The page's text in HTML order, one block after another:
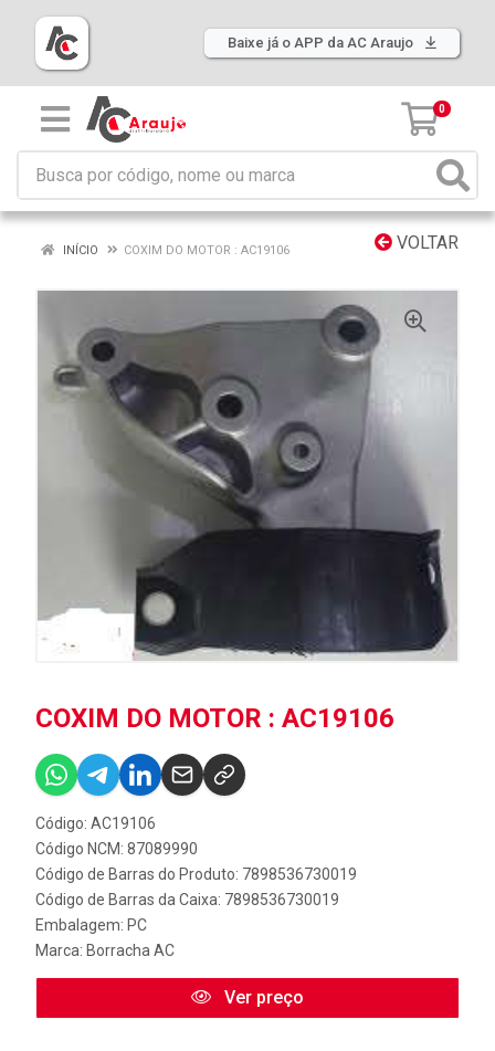
Baixe já o APP da AC Araujo
0
VOLTAR
INÍCIO COXIM DO MOTOR : AC19106
COXIM DO MOTOR : AC19106
Código: AC19106
Código NCM: 87089990
Código de Barras do Produto: 7898536730019
Código de Barras da Caixa: 7898536730019
Embalagem: PC
Marca: Borracha AC
Ver preço